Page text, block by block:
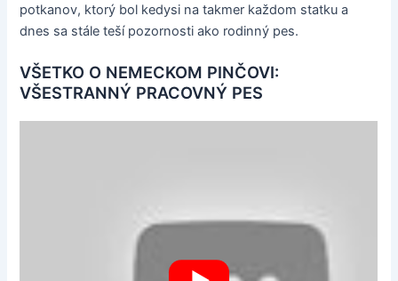
potkanov, ktorý bol kedysi na takmer každom statku a
dnes sa stále teší pozornosti ako rodinný pes.
VŠETKO O NEMECKOM PINČOVI:
VŠESTRANNÝ PRACOVNÝ PES